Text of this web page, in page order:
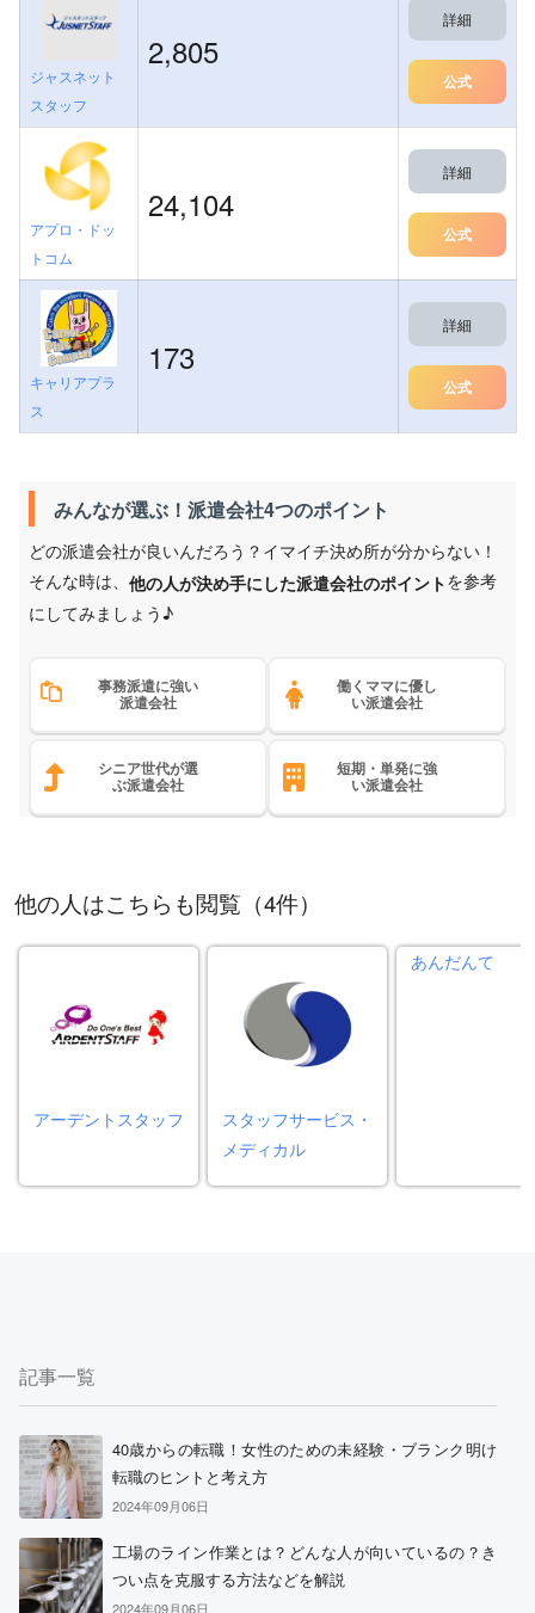
ジャスネット
スタッフ
2,805
詳細
公式
アプロ・ドッ
トコム
24,104
詳細
公式
キャリアプラ
ス
173
詳細
公式
みんなが選ぶ！派遣会社4つのポイント
どの派遣会社が良いんだろう？イマイチ決め所が分からない！
そんな時は、 他の人が決め手にした派遣会社のポイントを参考
にしてみましょう♪
事務派遣に強い
派遣会社
働くママに優し
い派遣会社
シニア世代が選
ぶ派遣会社
短期・単発に強
い派遣会社
他の人はこちらも閲覧（4件）
アーデントスタッフ
スタッフサービス・
メディカル
あんだんて
記事一覧
40歳からの転職！女性のための未経験・ブランク明け
転職のヒントと考え方
2024年09月06日
工場のライン作業とは？どんな人が向いているの？き
つい点を克服する方法などを解説
2024年09月06日